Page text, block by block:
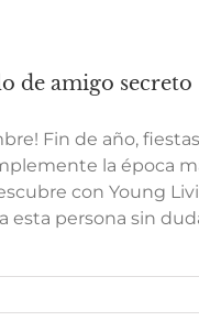
de amigo secreto
Fin de año,
la época
con Young
esta persona sin